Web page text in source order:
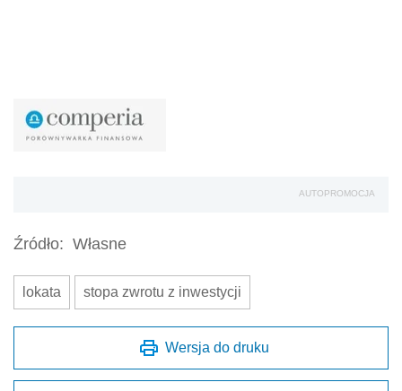
AUTOPROMOCJA
Źródło: Własne
lokata stopa zwrotu z inwestycji
Wersja do druku